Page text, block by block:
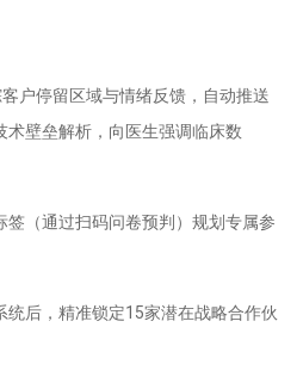
户停留区域与情绪反馈，自动推送
壁垒解析，向医生强调临床数
（通过扫码问卷预判）规划专属参
后，精准锁定15家潜在战略合作伙